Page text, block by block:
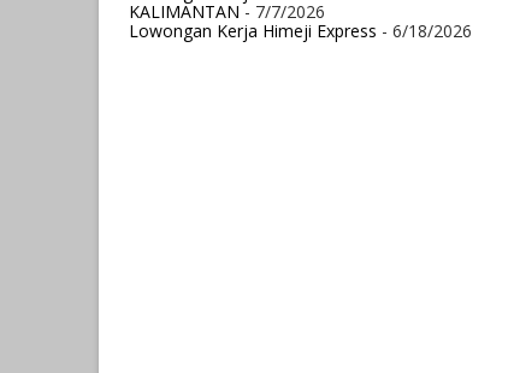
KALIMANTAN- 7/7/2026
Lowongan Kerja Himeji Express - 6/18/2026